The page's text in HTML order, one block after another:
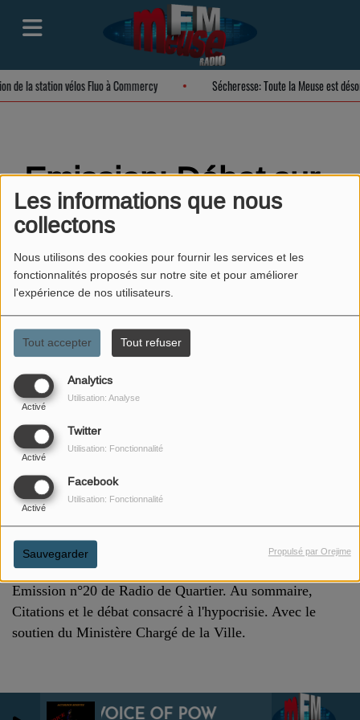
Les informations que nous
collectons
Nous utilisons des cookies pour fournir les services et les
fonctionnalités proposés sur notre site et pour améliorer
l'expérience de nos utilisateurs.
Tout accepter Tout refuser
Analytics
Activé
Utilisation: Analyse
Twitter
Activé
Utilisation: Fonctionnalité
Facebook
Activé
Utilisation: Fonctionnalité
Sauvegarder Propulsé par Orejime
VOICE OF POWER
de la station vélos Fluo à Commercy Sécheresse: Toute la Meuse est
Emission: Débat sur
l'hypocrisie
29 SEPTEMBRE 2024
ÉCOUTER LE PODCAST
Emission n°20 de Radio de Quartier. Au sommaire,
Citations et le débat consacré à l'hypocrisie. Avec le
soutien du Ministère Chargé de la Ville.